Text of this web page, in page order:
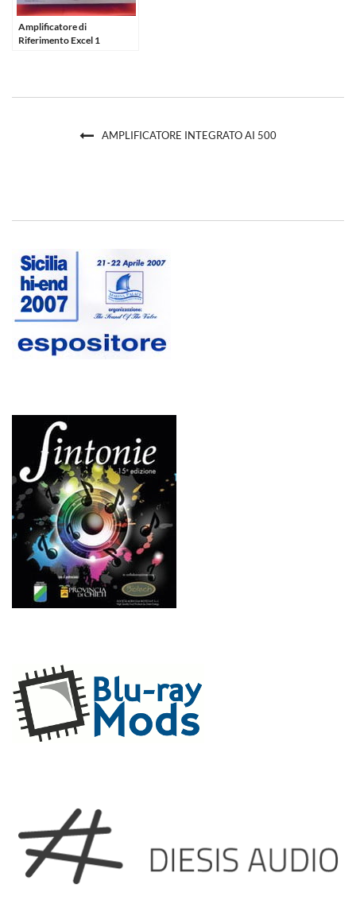
Amplificatore di
Riferimento Excel 1
AMPLIFICATORE INTEGRATO AI 500